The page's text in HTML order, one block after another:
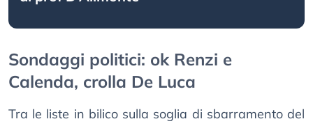
Sondaggi politici: ok Renzi e
Calenda, crolla De Luca
Tra le liste in bilico sulla soglia di sbarramento del